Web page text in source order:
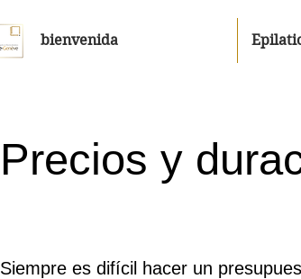
bienvenida
Precios y
Siempre es difícil hacer un